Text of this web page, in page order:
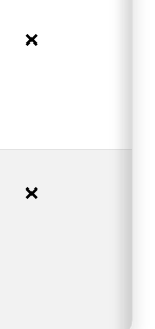
❌
❌